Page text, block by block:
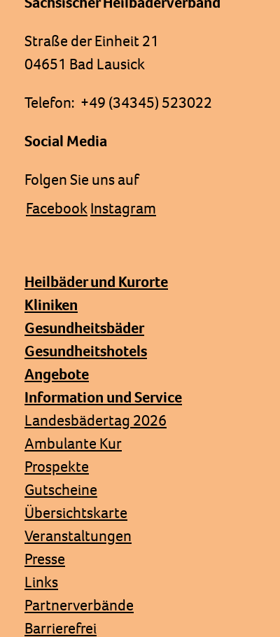
Straße der Einheit 21
04651 Bad Lausick
Telefon: +49 (34345) 523022
Social Media
Folgen Sie uns auf
FacebookInstagram
Heilbäder und Kurorte
Kliniken
Gesundheitsbäder
Gesundheitshotels
Angebote
Information und Service
Landesbädertag 2026
Ambulante Kur
Prospekte
Gutscheine
Übersichtskarte
Veranstaltungen
Presse
Links
Partnerverbände
Barrierefrei